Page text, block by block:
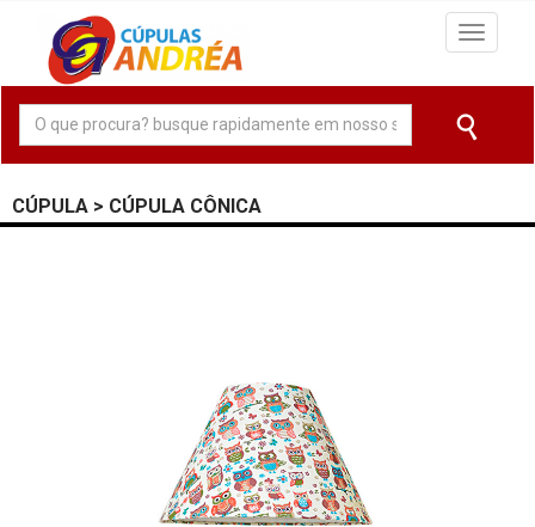
CÚPULA > CÚPULA CÔNICA